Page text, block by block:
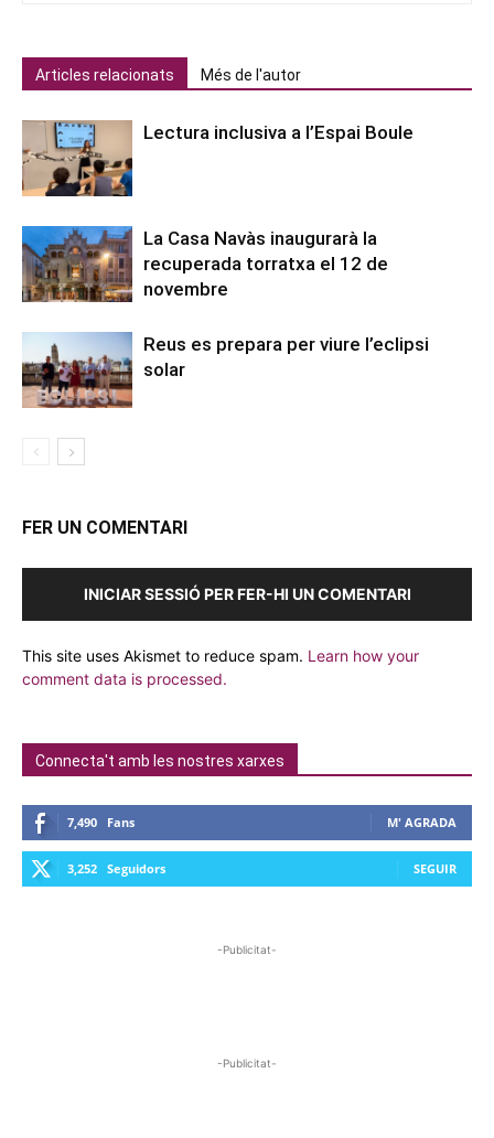
Articles relacionats Més de l'autor
Lectura inclusiva a l’Espai Boule
La Casa Navàs inaugurarà la
recuperada torratxa el 12 de
novembre
Reus es prepara per viure l’eclipsi
solar
FER UN COMENTARI
INICIAR SESSIÓ PER FER-HI UN COMENTARI
This site uses Akismet to reduce spam. Learn how your
comment data is processed.
Connecta't amb les nostres xarxes
7,490 Fans M' AGRADA
3,252 Seguidors SEGUIR
-Publicitat-
-Publicitat-